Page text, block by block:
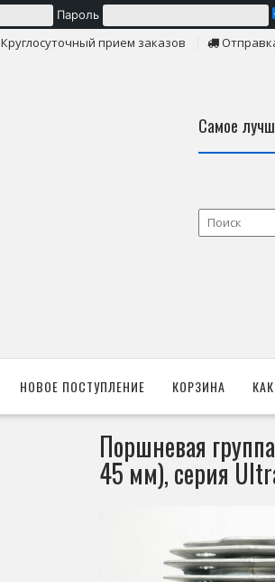
Пароль
Круглосуточный прием заказов
Самое
НОВОЕ ПОСТУПЛЕНИЕ КОРЗИНА
Поршневая
45 мм), серия